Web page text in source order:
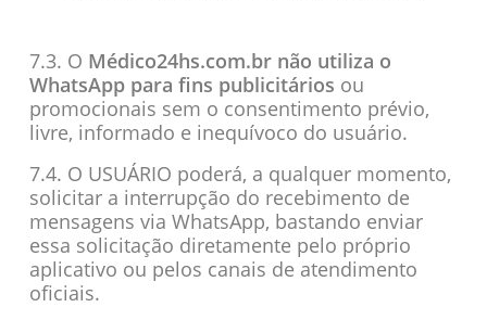
7.3. O Médico24hs.com.br não utiliza o
WhatsApp para fins publicitários ou
promocionais sem o consentimento prévio,
livre, informado e inequívoco do usuário.
7.4. O USUÁRIO poderá, a qualquer momento,
solicitar a interrupção do recebimento de
mensagens via WhatsApp, bastando enviar
essa solicitação diretamente pelo próprio
aplicativo ou pelos canais de atendimento
oficiais.